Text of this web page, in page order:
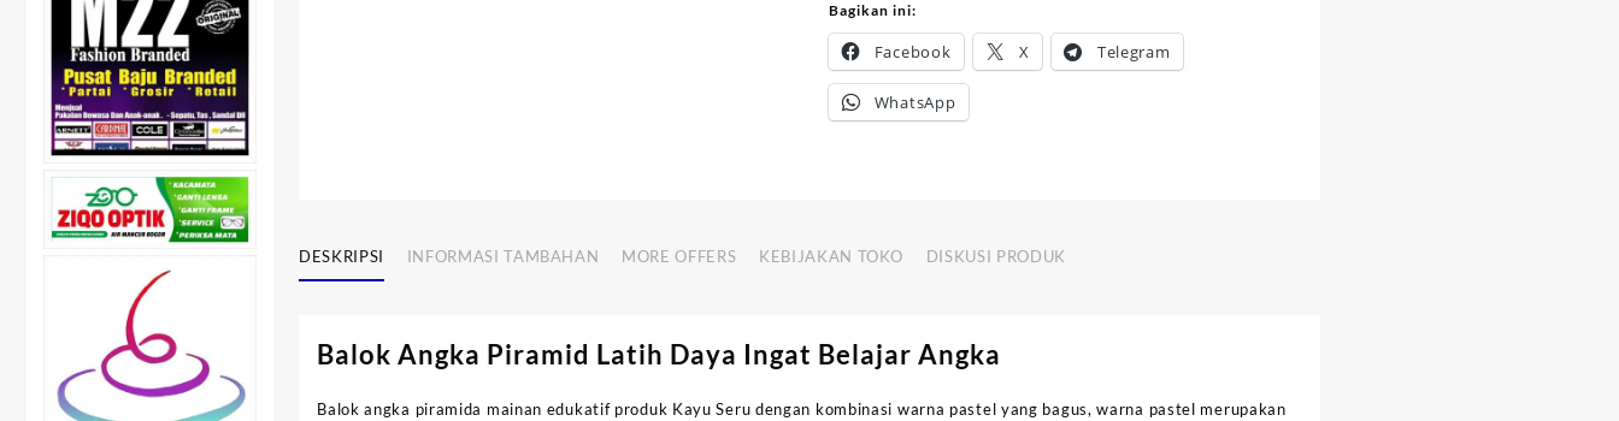
Bagikan ini:
Facebook X Telegram
WhatsApp
DESKRIPSI INFORMASI TAMBAHAN MORE OFFERS KEBIJAKAN TOKO DISKUSI PRODUK
Balok Angka Piramid Latih Daya Ingat Belajar Angka
Balok angka piramida mainan edukatif produk Kayu Seru dengan kombinasi warna pastel yang bagus, warna pastel merupakan